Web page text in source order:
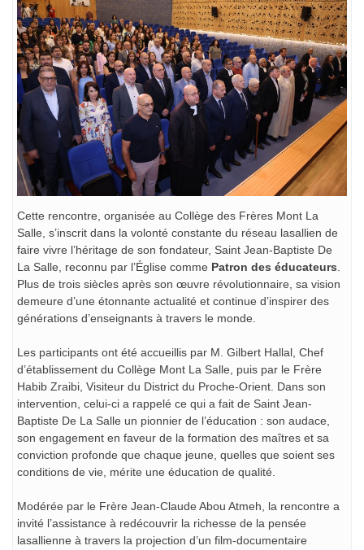
Cette rencontre, organisée au Collège des Frères Mont La
Salle, s’inscrit dans la volonté constante du réseau lasallien de
faire vivre l’héritage de son fondateur, Saint Jean-Baptiste De
La Salle, reconnu par l’Église comme Patron des éducateurs.
Plus de trois siècles après son œuvre révolutionnaire, sa vision
demeure d’une étonnante actualité et continue d’inspirer des
générations d’enseignants à travers le monde.
Les participants ont été accueillis par M. Gilbert Hallal, Chef
d’établissement du Collège Mont La Salle, puis par le Frère
Habib Zraibi, Visiteur du District du Proche-Orient. Dans son
intervention, celui-ci a rappelé ce qui a fait de Saint Jean-
Baptiste De La Salle un pionnier de l’éducation : son audace,
son engagement en faveur de la formation des maîtres et sa
conviction profonde que chaque jeune, quelles que soient ses
conditions de vie, mérite une éducation de qualité.
Modérée par le Frère Jean-Claude Abou Atmeh, la rencontre a
invité l’assistance à redécouvrir la richesse de la pensée
lasallienne à travers la projection d’un film-documentaire